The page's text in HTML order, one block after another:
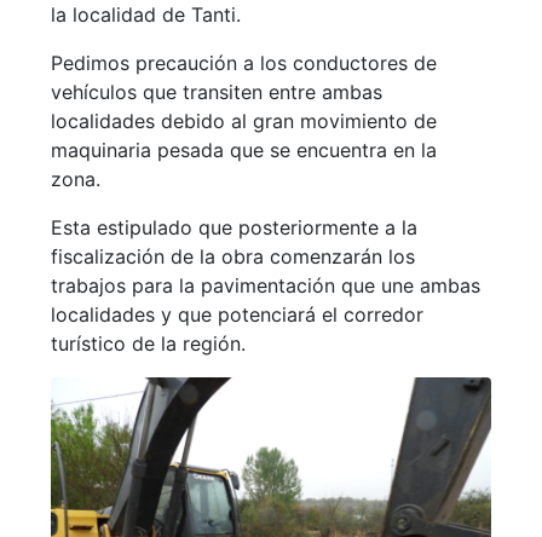
la localidad de Tanti.
Pedimos precaución a los conductores de
vehículos que transiten entre ambas
localidades debido al gran movimiento de
maquinaria pesada que se encuentra en la
zona.
Esta estipulado que posteriormente a la
fiscalización de la obra comenzarán los
trabajos para la pavimentación que une ambas
localidades y que potenciará el corredor
turístico de la región.